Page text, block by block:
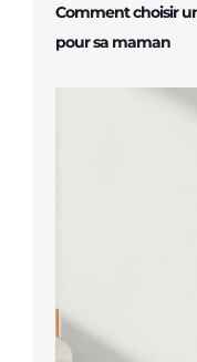
Comment choisir
pour sa maman